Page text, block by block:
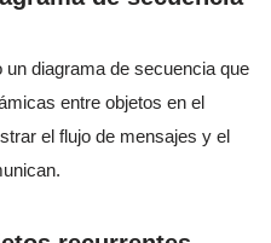
diagrama de secuencia que
entre objetos en el
el flujo de mensajes y el